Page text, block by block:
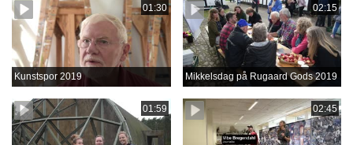
01:30
Kunstspor 2019
02:15
Mikkelsdag på Rugaard Gods 2019
01:59 02:45